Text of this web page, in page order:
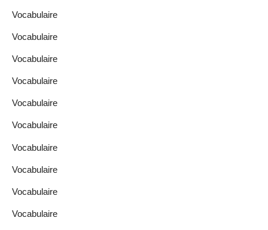
Vocabulaire
Vocabulaire
Vocabulaire
Vocabulaire
Vocabulaire
Vocabulaire
Vocabulaire
Vocabulaire
Vocabulaire
Vocabulaire